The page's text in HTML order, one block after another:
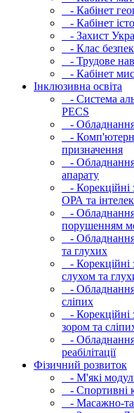
- Кабінет
- Кабінет
- Захист
- Клас
- Трудове
- Кабінет
Інклюзивна освіта
- Система
PECS
- Обладнання
-
призначення
-
апарату
- Корекційні
ОРА та
-
порушенням
-
та глухих
- Корекційні
слухом та
-
сліпих
- Корекційні
зором та
- Обладнання
реабілітації
Фізичний розвиток
- М'які
- Спортивні
- Масажно-